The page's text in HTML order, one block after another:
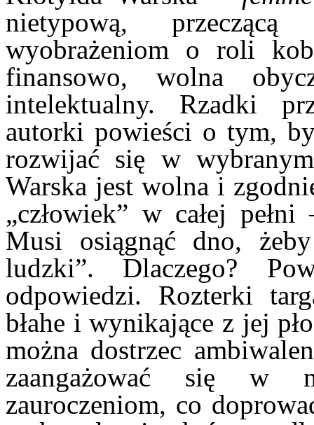
nietypową,
wyobrażeniom o roli
finansowo, wolna
intelektualny. Rzadki
autorki powieści o tym,
rozwijać się w
Warska jest wolna i
„człowiek” w całej
Musi osiągnąć dno,
ludzki”. Dlaczego?
odpowiedzi. Rozterki
błahe i wynikające z jej
można dostrzec
zaangażować się w
zauroczeniom, co